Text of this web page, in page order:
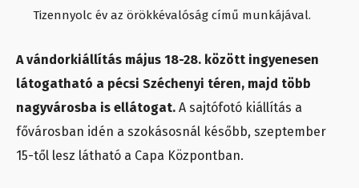
Tizennyolc év az örökkévalóság című munkájával.
A vándorkiállítás május 18-28. között ingyenesen
látogatható a pécsi Széchenyi téren, majd több
nagyvárosba is ellátogat. A sajtófotó kiállítás a
fővárosban idén a szokásosnál később, szeptember
15-től lesz látható a Capa Központban.